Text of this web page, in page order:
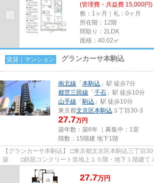
(管理費・共益費 15,000円)
敷：1ヶ月｜礼：0ヶ月
所在階：12階
間取り：2LDK
面積：40.02㎡
賃貸｜マンション グランカーサ本駒込
南北線 「 本駒込 」駅 徒歩7分
都営三田線 「 千石 」駅 徒歩10分
山手線 「駒込 」駅 徒歩10分
東京都文京区本駒込 ３丁目30-3
27.7万円
築年数：築6年 ｜募集中： 1室
階数：15階建 地下1階
【グランカーサ本駒込】 □東京都文京区本駒込三丁目30-3 □２０１９年８月
築 □鉄筋コンクリート造地上１５階・地下１階建て 本郷通り沿いに建つペッ
ト可賃貸マンションのご紹介で...
27.7万円